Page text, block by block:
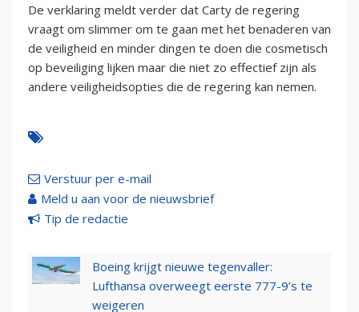
De verklaring meldt verder dat Carty de regering
vraagt om slimmer om te gaan met het benaderen van
de veiligheid en minder dingen te doen die cosmetisch
op beveiliging lijken maar die niet zo effectief zijn als
andere veiligheidsopties die de regering kan nemen.
Verstuur per e-mail
Meld u aan voor de nieuwsbrief
Tip de redactie
Boeing krijgt nieuwe tegenvaller:
Lufthansa overweegt eerste 777-9’s te
weigeren